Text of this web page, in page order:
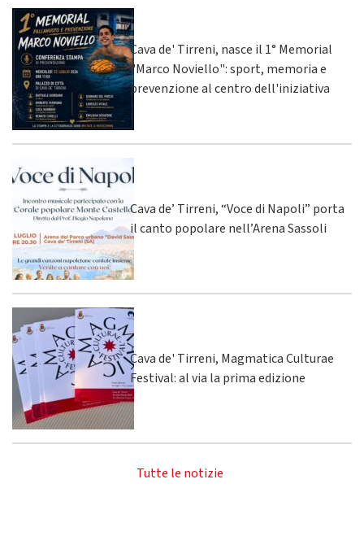
Cava de' Tirreni, nasce il 1° Memorial
"Marco Noviello": sport, memoria e
prevenzione al centro dell'iniziativa
Cava de’ Tirreni, “Voce di Napoli” porta
il canto popolare nell’Arena Sassoli
Cava de' Tirreni, Magmatica Culturae
Festival: al via la prima edizione
Tutte le notizie